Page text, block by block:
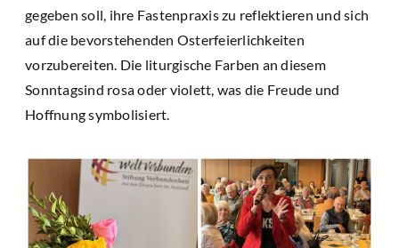
gegeben soll, ihre Fastenpraxis zu reflektieren und sich
auf die bevorstehenden Osterfeierlichkeiten
vorzubereiten. Die liturgische Farben an diesem
Sonntagsind rosa oder violett, was die Freude und
Hoffnung symbolisiert.